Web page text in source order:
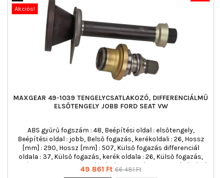
Akciós!
MAXGEAR 49-1039 TENGELYCSATLAKOZÓ, DIFFERENCIÁLMŰ
ELSŐTENGELY JOBB FORD SEAT VW
ABS gyűrű fogszám : 48, Beépítési oldal : elsőtengely,
Beépítési oldal : jobb, Belső fogazás, kerékoldali : 26, Hossz
[mm] : 290, Hossz [mm] : 507, Külső fogazás differenciál
oldala : 37, Külső fogazás, kerék oldala : 26, Külső fogazás,
kerék oldala : 38, Sebességváltó fajta : Kézi kapcsolású váltó
Ár
49 861 Ft Normál
66 481 Ft